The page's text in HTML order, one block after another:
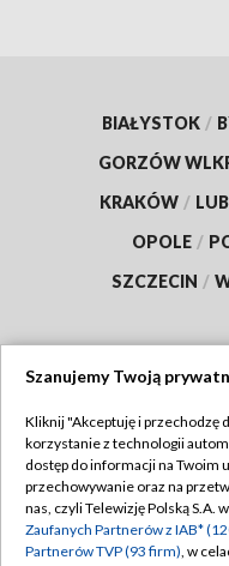
BIAŁYSTOK /
GORZÓW
KRAKÓW /
OPOLE /
SZCZECIN /
Abonament TVP
Emisja w TVP
Szanujemy Twoją
Kliknij "Akceptuję i przechodzę
korzystanie z technologii
dostęp do informacji na Twoim
przechowywanie oraz na
nas, czyli Telewizję Polską S.A.
Zaufanych Partnerów z IAB*
Partnerów TVP (93 firm), w